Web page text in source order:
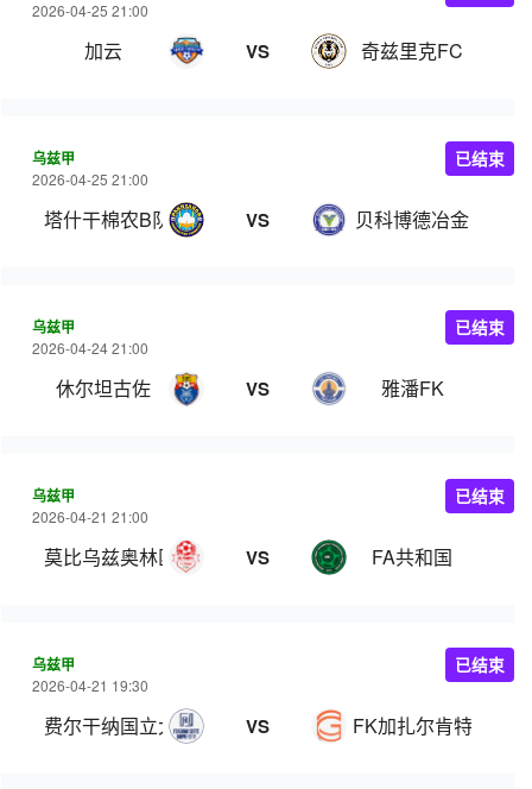
2026-04-25 21:00
加云 VS 奇兹里克FC
乌兹甲
2026-04-25 21:00
塔什干棉农B队 VS 贝科博德冶金
已结束
乌兹甲
2026-04-24 21:00
休尔坦古佐 VS 雅潘FK
已结束
乌兹甲
2026-04-21 21:00
莫比乌兹奥林匹克 VS FA共和国
已结束
乌兹甲
2026-04-21 19:30
费尔干纳国立大学 VS FK加扎尔肯特
已结束